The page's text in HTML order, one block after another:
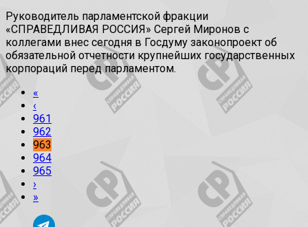
Руководитель парламентской фракции
«СПРАВЕДЛИВАЯ РОССИЯ» Сергей Миронов с
коллегами внес сегодня в Госдуму законопроект об
обязательной отчетности крупнейших государственных
корпораций перед парламентом.
«
‹
961
962
963
964
965
›
»